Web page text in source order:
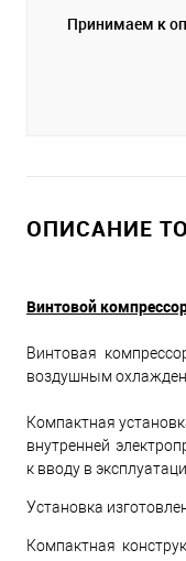
Принимаем к
ОПИСАНИЕ
Винтовой
Винтовая
воздушным
Компактная
внутренней
к вводу в
Установка
Компактная